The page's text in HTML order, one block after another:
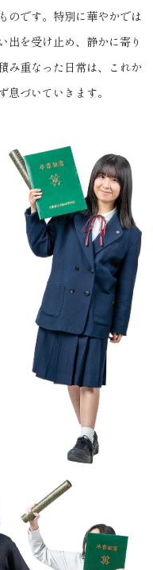
のです。特別に華やかでは
出を受け止め、静かに寄り
み重なった日常は、これか
息づいていきます。